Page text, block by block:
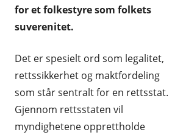
for et folkestyre som folkets
suverenitet.
Det er spesielt ord som legalitet,
rettssikkerhet og maktfordeling
som står sentralt for en rettsstat.
Gjennom rettsstaten vil
myndighetene opprettholde